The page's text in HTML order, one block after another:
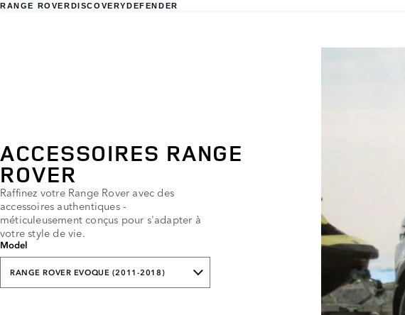
RANGE ROVERDISCOVERYDEFENDER
ACCESSOIRES RANGE
ROVER
Raffinez votre Range Rover avec des
accessoires authentiques -
méticuleusement conçus pour s'adapter à
votre style de vie.
Model
RANGE ROVER EVOQUE (2011-2018)